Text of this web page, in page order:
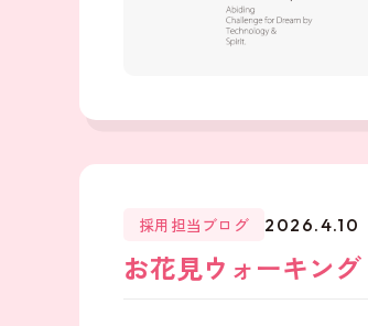
採用担当ブログ 2026.4.10
お花見ウォーキング